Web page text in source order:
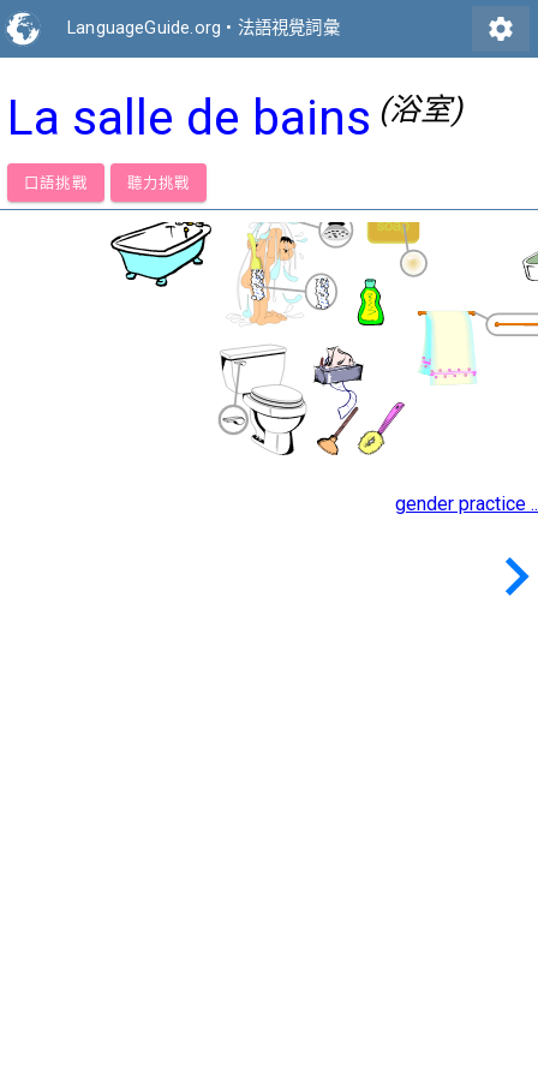
LanguageGuide.org • 法語視覺詞彙 settings
La salle de bains (浴室)
口語挑戰 聽力挑戰
gender practice ..